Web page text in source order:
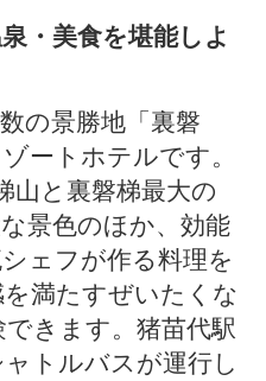
・美食を堪能しよ
の景勝地「裏磐
ートホテルです。
山と裏磐梯最大の
景色のほか、効能
ェフが作る料理を
満たすぜいたくな
きます。猪苗代駅
トルバスが運行し